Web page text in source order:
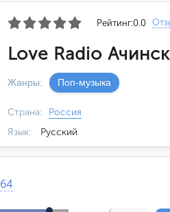
Рейтинг:0.0
Love Radio
Жанры: Поп-музыка
Страна:
Россия
Язык:
Русский
64